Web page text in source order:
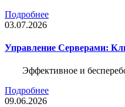
Подробнее
03.07.2026
Управление Серверами:
Эффективное и
Подробнее
09.06.2026